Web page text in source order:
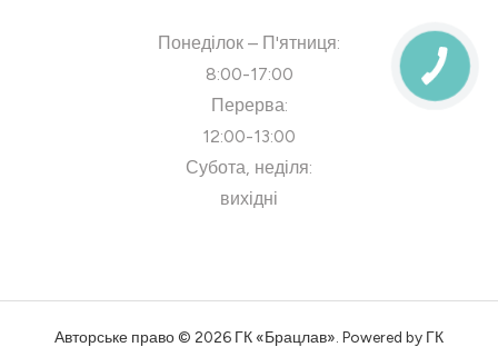
Понеділок – П'ятниця:
8:00-17:00
Перерва:
12:00-13:00
Субота, неділя:
вихідні
Авторське право © 2026 ГК «Брацлав». Powered by ГК